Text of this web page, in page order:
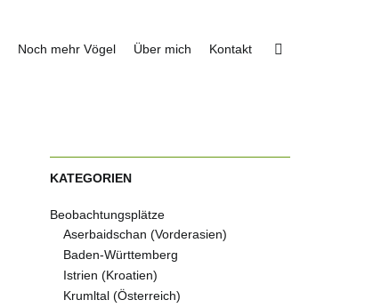
Noch mehr Vögel Über mich Kontakt
KATEGORIEN
Beobachtungsplätze
Aserbaidschan (Vorderasien)
Baden-Württemberg
Istrien (Kroatien)
Krumltal (Österreich)